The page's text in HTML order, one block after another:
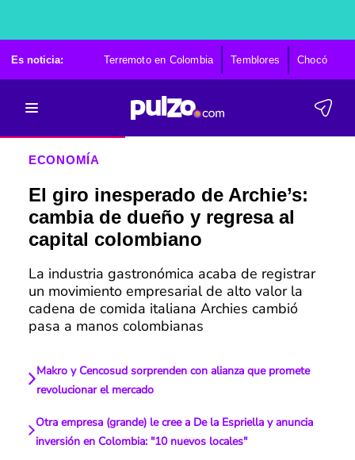
Es noticia: Terremoto en Colombia Temblores Chocó
ECONOMÍA
El giro inesperado de Archie’s:
cambia de dueño y regresa al
capital colombiano
La industria gastronómica acaba de registrar
un movimiento empresarial de alto valor la
cadena de comida italiana Archies cambió
pasa a manos colombianas
Makro y Cencosud sorprenden con alianza que promete
revolucionar el mercado
Otra empresa (grande) le cree a De la Espriella y anuncia
inversión en Colombia: "10 nuevos locales"